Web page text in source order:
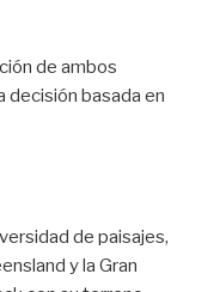
de ambos
decisión basada en
de paisajes,
y la Gran